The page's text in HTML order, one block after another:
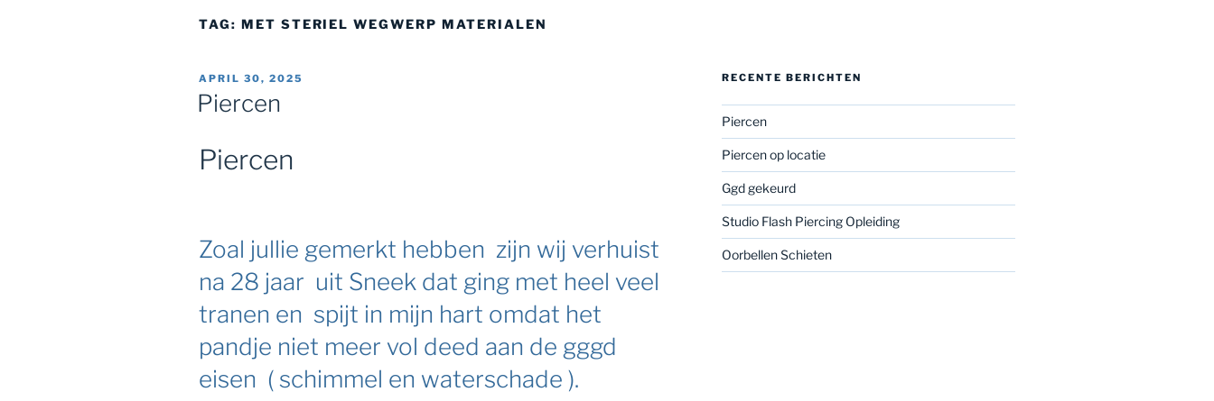
TAG: MET STERIEL WEGWERP MATERIALEN
GEPLAATST
OP
APRIL 30, 2025
Piercen
Piercen
Zoal jullie gemerkt hebben zijn wij verhuist
na 28 jaar uit Sneek dat ging met heel veel
tranen en spijt in mijn hart omdat het
pandje niet meer vol deed aan de gggd
eisen ( schimmel en waterschade ).
RECENTE BERICHTEN
Piercen
Piercen op locatie
Ggd gekeurd
Studio Flash Piercing Opleiding
Oorbellen Schieten